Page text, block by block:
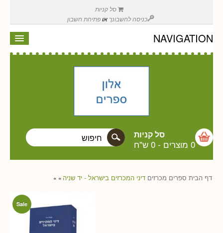
סל קניות
כניסה לחשבונך אופתיחת חשבון
NAVIGATION
סל קניות
0 מוצרים - 0 ש"ח
דף הבית » ספרים מכרזים » דיני המכרזים בישראל - יד שניה
Sale